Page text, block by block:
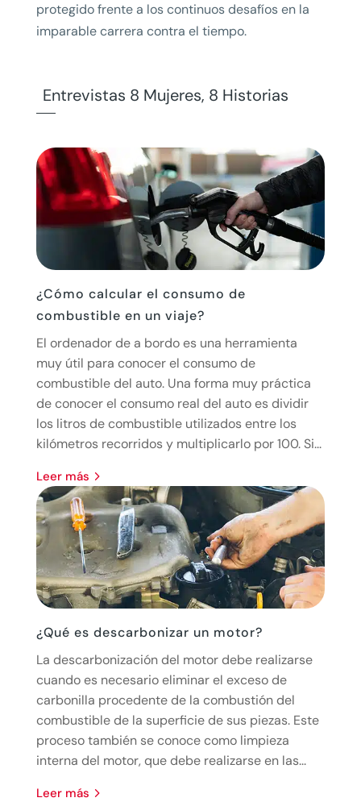
protegido frente a los continuos desafíos en la
imparable carrera contra el tiempo.
Entrevistas 8 Mujeres, 8 Historias
¿Cómo calcular el consumo de
combustible en un viaje?
El ordenador de a bordo es una herramienta
muy útil para conocer el consumo de
combustible del auto. Una forma muy práctica
de conocer el consumo real del auto es dividir
los litros de combustible utilizados entre los
kilómetros recorridos y multiplicarlo por 100. Si...
leer más
¿Qué es descarbonizar un motor?
La descarbonización del motor debe realizarse
cuando es necesario eliminar el exceso de
carbonilla procedente de la combustión del
combustible de la superficie de sus piezas. Este
proceso también se conoce como limpieza
interna del motor, que debe realizarse en las...
leer más